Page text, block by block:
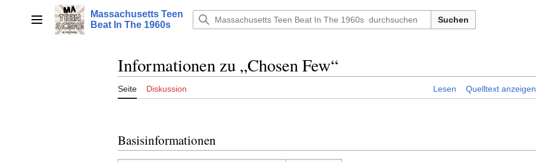
springenHauptmenü
Massachusetts Teen
Beat In The 1960s
Suchen
Informationen zu „Chosen Few“
Seite Diskussion Lesen Quelltext anzeigen
Basisinformationen